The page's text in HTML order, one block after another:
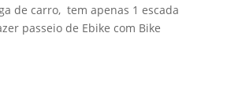
de carro, tem apenas 1 escada
passeio de Ebike com Bike